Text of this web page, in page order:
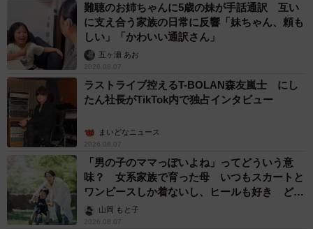
れた季節の食材を鉄板の上で一口サイズに焼き上げる串料
理がメーン。店主の内山田さんは利き酒師でもあり、日本
酒も40種類と豊富だ。
「料理は和食に近い。日本酒に合うように油を極力使わ
ず、水分を飛ばしてます。ひとつひとつの量も抑えめにし
ています」
難聴のお姉ちゃんに5歳の妹が手話通訳 互い
に支え合う家族の日常に反響「妹ちゃん、頼も
しい」「かわいい通訳さん」
五ヶ瀬 あお
2026.08.07
ラストライブ控えるT-BOLAN森友嵐士 にし
たん社長がTikTok内で独占インタビュー
まいどなニュース
2026.08.07
「男の子のママっぽいよね」ってどういう意
味？ 女系家族で育った母 いつもスカートと
ワンピースしか着ないし、ヒールも好き どの
へんが…
山岡 もと子
2026.08.07